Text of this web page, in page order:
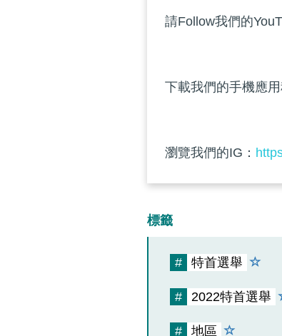
請Follow我們的
下載我們的手機應
瀏覽我們的IG：
標籤
# 特首選舉
# 2022特首選舉
# 地區